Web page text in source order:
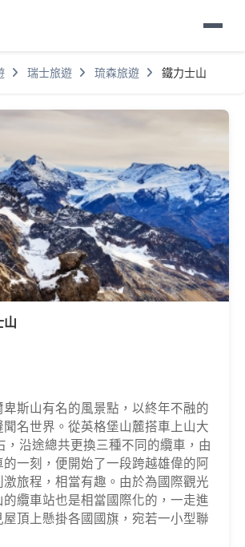
瑞士旅遊 琉森旅遊 鐵力士山
山
斯山有名的風景點，以終年不融的
名世界。從英格堡山麓搭車上山大
，沿途總共更換三種不同的纜車，由
一刻，便開始了一段跨越雄偉的阿
旅程，相當有趣。由於為國際觀光
纜車站也是相當國際化的，一走進
頂上懸掛各國國旗，宛若一小型聯